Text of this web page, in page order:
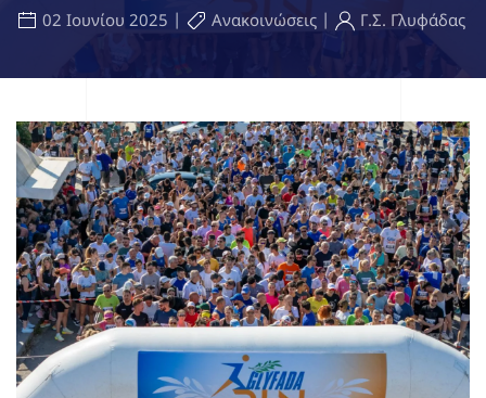
02 Ιουνίου 2025 | Ανακοινώσεις | Γ.Σ. Γλυφάδας